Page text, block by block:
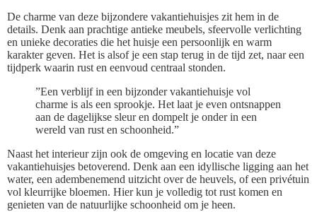
De charme van deze bijzondere vakantiehuisjes zit hem in de
details. Denk aan prachtige antieke meubels, sfeervolle verlichting
en unieke decoraties die het huisje een persoonlijk en warm
karakter geven. Het is alsof je een stap terug in de tijd zet, naar een
tijdperk waarin rust en eenvoud centraal stonden.
”Een verblijf in een bijzonder vakantiehuisje vol
charme is als een sprookje. Het laat je even ontsnappen
aan de dagelijkse sleur en dompelt je onder in een
wereld van rust en schoonheid.”
Naast het interieur zijn ook de omgeving en locatie van deze
vakantiehuisjes betoverend. Denk aan een idyllische ligging aan het
water, een adembenemend uitzicht over de heuvels, of een privétuin
vol kleurrijke bloemen. Hier kun je volledig tot rust komen en
genieten van de natuurlijke schoonheid om je heen.